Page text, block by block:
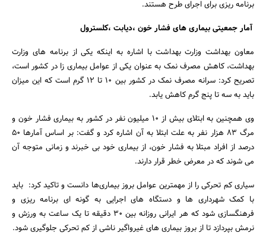
برنامه ریزی برای اجرای طرح هستند.
آمار جمعیتی بیماری های فشار خون ،دیابت ،کلسترول
معاون بهداشت وزارت بهداشت با اشاره به اینکه یکی از برنامه های وزارت
بهداشت، کاهش مصرف نمک به عنوان یکی از عوامل بیماری زا در کشور است،
تصریح کرد: سرانه مصرف نمک در کشور بین 10 تا 12 گرم است که این میزان
باید به سه تا پنج گرم کاهش یابد.
وی همچنین به ابتلای بیش از 10 میلیون نفر در کشور به بیماری فشار خون و
مرگ 83 هزار نفر به علت ابتلا به آن اشاره کرد و گفت: بر اساس آمارها 50
درصد از افراد مبتلا به فشار خون، از بیماری خود بی خبرند و زمانی متوجه آن
می شوند که در معرض خطر قرار دارند.
سیاری کم تحرکی را از مهمترین عوامل بروز بیماری‌ها دانست و تاکید کرد: باید
با کمک شهرداری ها و دستگاه های اجرایی به گونه ای برنامه ریزی و
فرهنگسازی شود که هر ایرانی روزانه بین 30 دقیقه تا یک ساعت به ورزش و
نرمش بپردازد تا از بروز بیماری های غیرواگیر ناشی از کم تحرکی جلوگیری شود.